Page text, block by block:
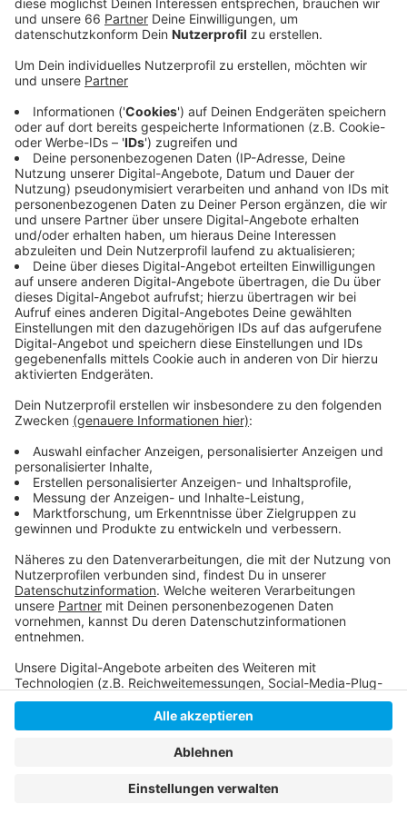
Veröffentlicht:Mittwoch, 24.06.2020 12:59
Anzeige
Die eigenen Ensembles für Musiktheater und Ballett
stehen ganz im Fokus, Gastauftritte wird es nicht
geben. Das ist nicht nur wichtig, um
Schutzmaßnahmen rund um COVID19 einzuhalten - es
spart auch Geld. Und das ist nötig, nachdem in der
vergangenen Spielzeit rund 100 Vorstellungen
ausfallen mußten. Durch die Auswirkungen der
Pandemie rechnet die Oper bis Ende Juni mit einem
Verlust von 600.000 Euro. Die können aber mit
Rücklagen abgedeckt werden. Alle Vorführungen bis
Dezember dauern nur 90 Minuten und haben keine
Pause. Eine Herausforderung auch für den neuen
Ballettdirektor Demis Volpi. Diese neuen Umstände
haben aber auch viel kreatives Potential geweckt sagt
er.
https://operamrhein.de/de_DE/programm
Anzeige